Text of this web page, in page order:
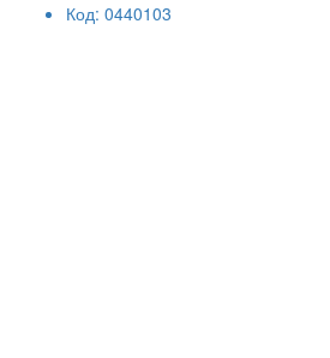
Код: 0440103